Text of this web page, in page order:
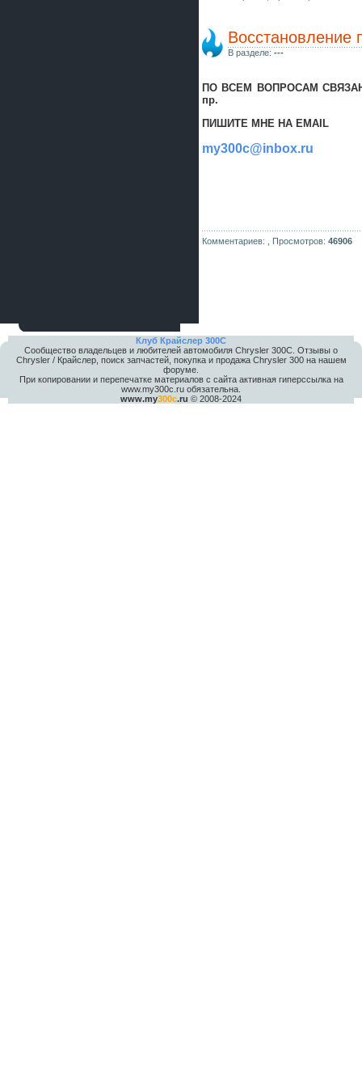
Восстановление
В разделе: ---
ПО ВСЕМ ВОПРОСАМ
пр.
ПИШИТЕ МНЕ НА EMAIL
my300c@inbox.ru
Комментариев: , Просмотров: 46906
Клуб Крайслер 300C
Сообщество владельцев и любителей автомобиля Chrysler 300С. Отзывы о
Chrysler / Крайслер, поиск запчастей, покупка и продажа Chrysler 300 на нашем
форуме.
При копировании и перепечатке материалов с сайта активная гиперссылка на
www.my300c.ru обязательна.
www.my300c.ru © 2008-2024